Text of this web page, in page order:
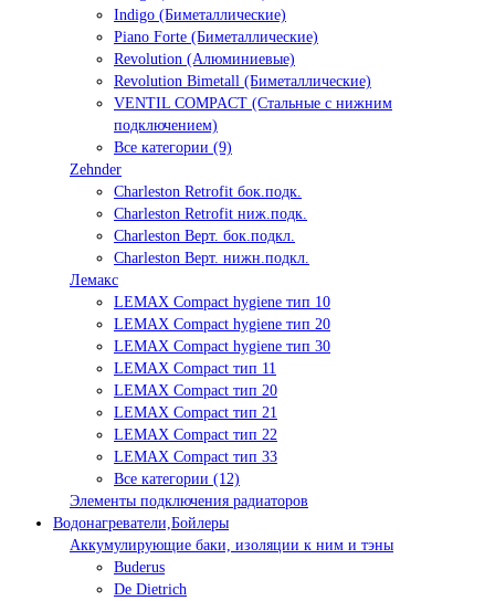
Indigo (Биметаллические)
Piano Forte (Биметаллические)
Revolution (Алюминиевые)
Revolution Bimetall (Биметаллические)
VENTIL COMPACT (Стальные с нижним
подключением)
Все категории (9)
Zehnder
Charleston Retrofit бок.подк.
Charleston Retrofit ниж.подк.
Charleston Верт. бок.подкл.
Charleston Верт. нижн.подкл.
Лемакс
LEMAX Compact hygiene тип 10
LEMAX Compact hygiene тип 20
LEMAX Compact hygiene тип 30
LEMAX Compact тип 11
LEMAX Compact тип 20
LEMAX Compact тип 21
LEMAX Compact тип 22
LEMAX Compact тип 33
Все категории (12)
Элементы подключения радиаторов
Водонагреватели,Бойлеры
Аккумулирующие баки, изоляции к ним и тэны
Buderus
De Dietrich